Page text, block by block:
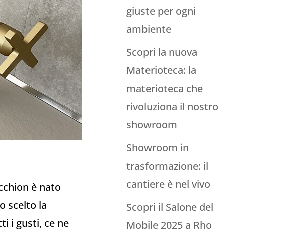
è nato
scelto la
i gusti, ce ne
giuste per ogni
ambiente
Scopri la nuova
Materioteca: la
materioteca che
rivoluziona il nostro
showroom
Showroom in
trasformazione: il
cantiere è nel vivo
Scopri il Salone del
Mobile 2025 a Rho